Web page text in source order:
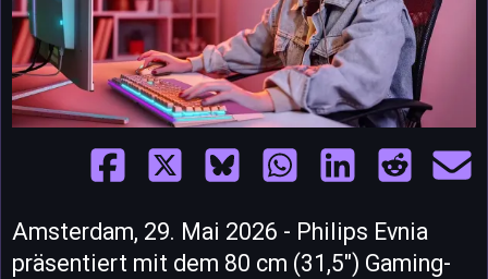
Amsterdam, 29. Mai 2026 - Philips Evnia
präsentiert mit dem 80 cm (31,5") Gaming-